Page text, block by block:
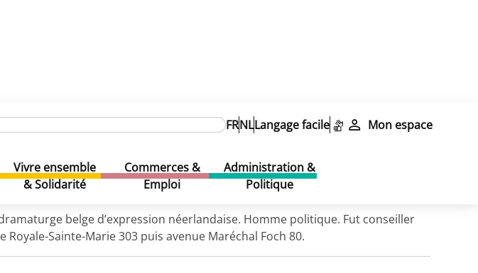
FRNLLangage facile Mon espace
Vivre ensemble
& Solidarité
Commerces &
Emploi
Administration &
Politique
belge d’expression néerlandaise. Homme politique. Fut conseiller
Sainte-Marie 303 puis avenue Maréchal Foch 80.